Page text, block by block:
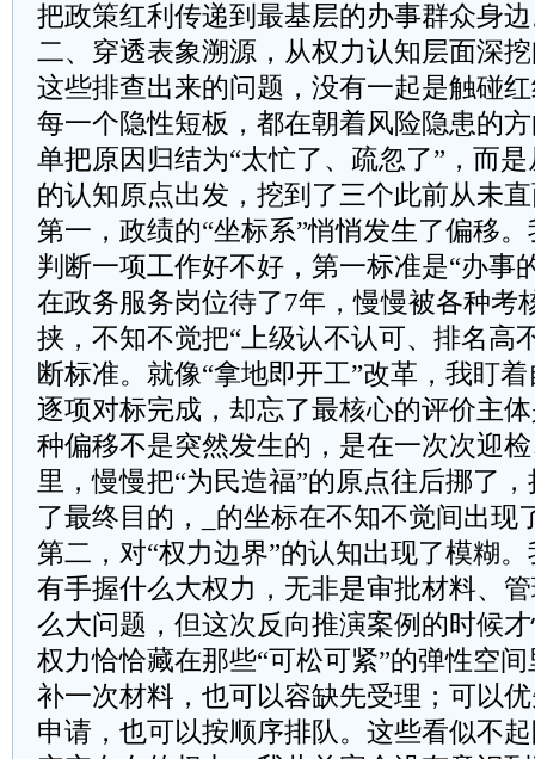
把政策红利传递到最基层的办事群众身
二、穿透表象溯源，从权力认知层面深
这些排查出来的问题，没有一起是触碰
每一个隐性短板，都在朝着风险隐患的
单把原因归结为“太忙了、疏忽了”，而
的认知原点出发，挖到了三个此前从未
第一，政绩的“坐标系”悄悄发生了偏移
判断一项工作好不好，第一标准是“办事
在政务服务岗位待了7年，慢慢被各种考
挟，不知不觉把“上级认不认可、排名高
断标准。就像“拿地即开工”改革，我盯
逐项对标完成，却忘了最核心的评价主
种偏移不是突然发生的，是在一次次迎
里，慢慢把“为民造福”的原点往后挪了
了最终目的，_的坐标在不知不觉间出现
第二，对“权力边界”的认知出现了模糊
有手握什么大权力，无非是审批材料、
么大问题，但这次反向推演案例的时候
权力恰恰藏在那些“可松可紧”的弹性空
补一次材料，也可以容缺先受理；可以
申请，也可以按顺序排队。这些看似不